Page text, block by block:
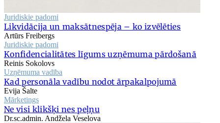
Juridiskie padomi
Likvidācija un maksātnespēja – ko izvēlēties
Artūrs Freibergs
Juridiskie padomi
Konfidencialitātes līgums uzņēmuma pārdošanā
Reinis Sokolovs
Uzņēmuma vadība
Kad personāla vadību nodot ārpakalpojumā
Evija Šalte
Mārketings
Ne visi klikšķi nes peļņu
Dr.sc.admin. Andžela Veselova